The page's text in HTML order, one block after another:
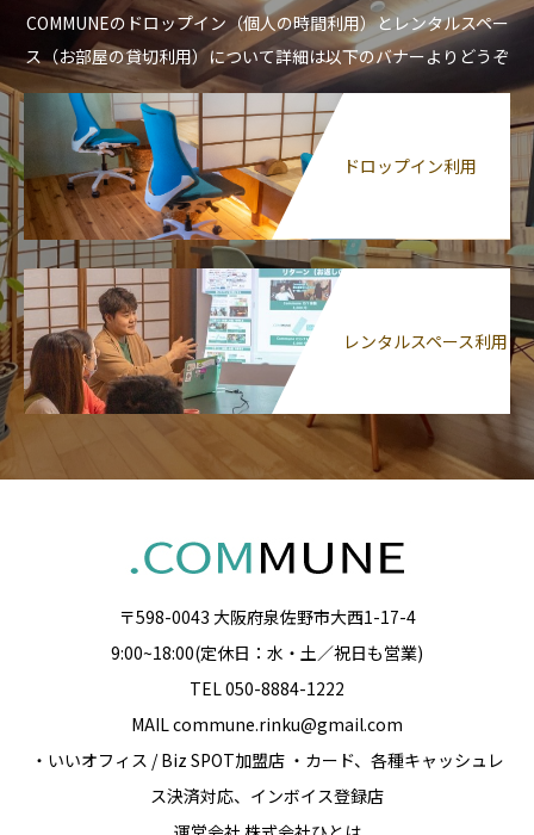
COMMUNEのドロップイン（個人の時間利用）とレンタルスペー
ス（お部屋の貸切利用）について詳細は以下のバナーよりどうぞ
ドロップイン利用
レンタルスペース利用
〒598-0043 大阪府泉佐野市大西1-17-4
9:00~18:00(定休日：水・土／祝日も営業)
TEL 050-8884-1222
MAIL commune.rinku@gmail.com
・いいオフィス / Biz SPOT加盟店 ・カード、各種キャッシュレ
ス決済対応、インボイス登録店